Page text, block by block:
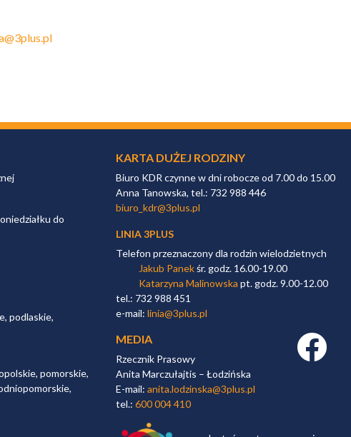
do
podlaskie,
pomorskie,
KARTA DUŻEJ RODZINY
Biuro KDR czynne w dni robocze od 7.00 do 15.00
Anna Tanowska, tel.: 732 988 446
biuro_kdr@3plus.pl
LINIA 3PLUS
Telefon przeznaczony dla rodzin wielodzietnych
Jakub Panekśr. godz. 16.00-19.00
Katarzyna Malinowska pt. godz. 9.00-12.00
tel.: 732 988 451
e-mail: linia@3plus.pl
MEDIA
Rzecznik Prasowy
Anita Marczułajtis – Łodzińska
E-mail: anita.lodzinska@3plus.pl
tel.: 600 004 410
Facebook link